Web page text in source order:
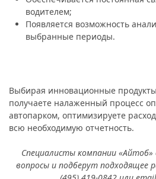
водителем;
Появляется возможность
выбранные периоды.
Выбирая инновационные
получаете налаженный процесс
автопарком, оптимизируете
всю необходимую отчетность.
Специалисты компании
вопросы и подберут подходящее